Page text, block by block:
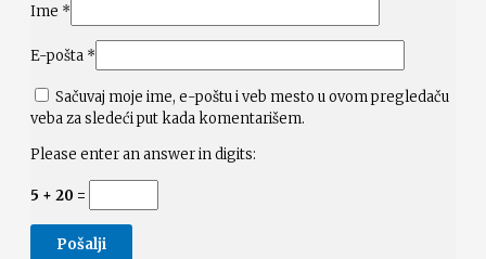
Ime *
E-pošta *
Sačuvaj moje ime, e-poštu i veb mesto u ovom pregledaču
veba za sledeći put kada komentarišem.
Please enter an answer in digits:
5 + 20 =